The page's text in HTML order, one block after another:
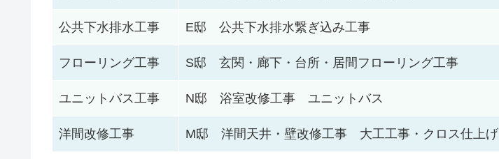
公共下水排水工事 E邸 公共下水排水繋ぎ込み工事
フローリング工事 S邸 玄関・廊下・台所・居間フローリング工事
ユニットバス工事 N邸 浴室改修工事 ユニットバス
洋間改修工事 M邸 洋間天井・壁改修工事 大工工事・クロス仕上げ